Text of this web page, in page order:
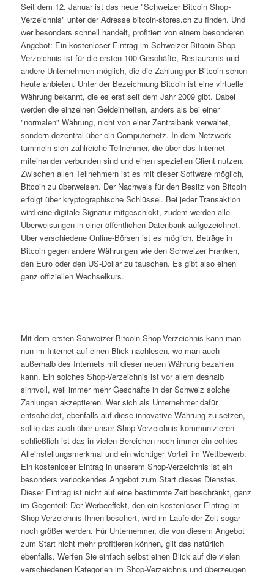
Seit dem 12. Januar ist das neue "Schweizer Bitcoin Shop-
Verzeichnis" unter der Adresse bitcoin-stores.ch zu finden. Und
wer besonders schnell handelt, profitiert von einem besonderen
Angebot: Ein kostenloser Eintrag im Schweizer Bitcoin Shop-
Verzeichnis ist für die ersten 100 Geschäfte, Restaurants und
andere Unternehmen möglich, die die Zahlung per Bitcoin schon
heute anbieten. Unter der Bezeichnung Bitcoin ist eine virtuelle
Währung bekannt, die es erst seit dem Jahr 2009 gibt. Dabei
werden die einzelnen Geldeinheiten, anders als bei einer
"normalen" Währung, nicht von einer Zentralbank verwaltet,
sondern dezentral über ein Computernetz. In dem Netzwerk
tummeln sich zahlreiche Teilnehmer, die über das Internet
miteinander verbunden sind und einen speziellen Client nutzen.
Zwischen allen Teilnehmern ist es mit dieser Software möglich,
Bitcoin zu überweisen. Der Nachweis für den Besitz von Bitcoin
erfolgt über kryptographische Schlüssel. Bei jeder Transaktion
wird eine digitale Signatur mitgeschickt, zudem werden alle
Überweisungen in einer öffentlichen Datenbank aufgezeichnet.
Über verschiedene Online-Börsen ist es möglich, Beträge in
Bitcoin gegen andere Währungen wie den Schweizer Franken,
den Euro oder den US-Dollar zu tauschen. Es gibt also einen
ganz offiziellen Wechselkurs.
Mit dem ersten Schweizer Bitcoin Shop-Verzeichnis kann man
nun im Internet auf einen Blick nachlesen, wo man auch
außerhalb des Internets mit dieser neuen Währung bezahlen
kann. Ein solches Shop-Verzeichnis ist vor allem deshalb
sinnvoll, weil immer mehr Geschäfte in der Schweiz solche
Zahlungen akzeptieren. Wer sich als Unternehmer dafür
entscheidet, ebenfalls auf diese innovative Währung zu setzen,
sollte das auch über unser Shop-Verzeichnis kommunizieren –
schließlich ist das in vielen Bereichen noch immer ein echtes
Alleinstellungsmerkmal und ein wichtiger Vorteil im Wettbewerb.
Ein kostenloser Eintrag in unserem Shop-Verzeichnis ist ein
besonders verlockendes Angebot zum Start dieses Dienstes.
Dieser Eintrag ist nicht auf eine bestimmte Zeit beschränkt, ganz
im Gegenteil: Der Werbeeffekt, den ein kostenloser Eintrag im
Shop-Verzeichnis Ihnen beschert, wird im Laufe der Zeit sogar
noch größer werden. Für Unternehmer, die von diesem Angebot
zum Start nicht mehr profitieren können, gilt das natürlich
ebenfalls. Werfen Sie einfach selbst einen Blick auf die vielen
verschiedenen Kategorien im Shop-Verzeichnis und überzeugen